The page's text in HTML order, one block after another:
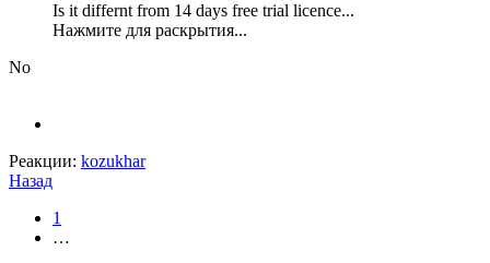
Is it differnt from 14 days free trial licence...
Нажмите для раскрытия...
No
Реакции: kozukhar
Назад
1
…